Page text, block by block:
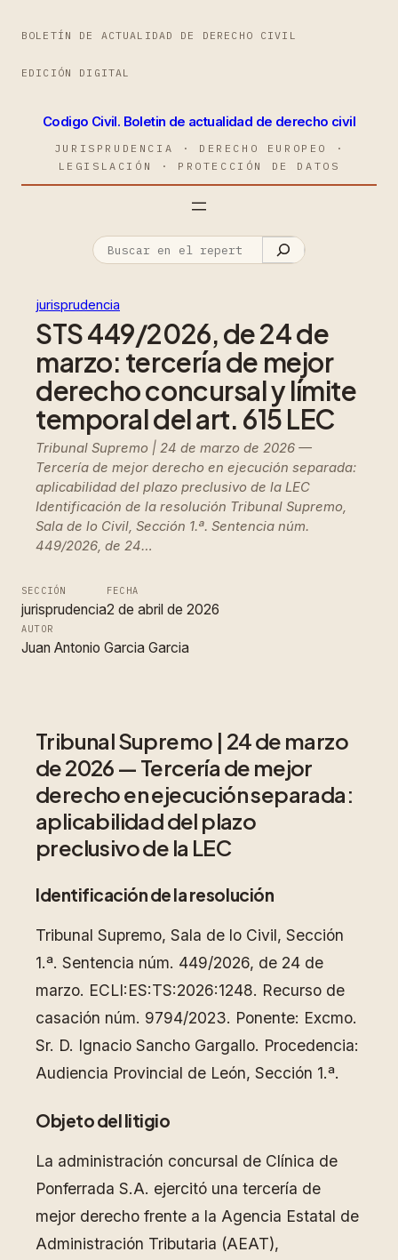
BOLETÍN DE ACTUALIDAD DE DERECHO CIVIL
EDICIÓN DIGITAL
Codigo Civil. Boletin de actualidad de derecho civil
JURISPRUDENCIA · DERECHO EUROPEO ·
LEGISLACIÓN · PROTECCIÓN DE DATOS
jurisprudencia
STS 449/2026, de 24 de
marzo: tercería de mejor
derecho concursal y límite
temporal del art. 615 LEC
Tribunal Supremo | 24 de marzo de 2026 —
Tercería de mejor derecho en ejecución separada:
aplicabilidad del plazo preclusivo de la LEC
Identificación de la resolución Tribunal Supremo,
Sala de lo Civil, Sección 1.ª. Sentencia núm.
449/2026, de 24…
SECCIÓN
jurisprudencia
FECHA
2 de abril de 2026
AUTOR
Juan Antonio Garcia Garcia
Tribunal Supremo | 24 de marzo
de 2026 — Tercería de mejor
derecho en ejecución separada:
aplicabilidad del plazo
preclusivo de la LEC
Identificación de la resolución
Tribunal Supremo, Sala de lo Civil, Sección
1.ª. Sentencia núm. 449/2026, de 24 de
marzo. ECLI:ES:TS:2026:1248. Recurso de
casación núm. 9794/2023. Ponente: Excmo.
Sr. D. Ignacio Sancho Gargallo. Procedencia:
Audiencia Provincial de León, Sección 1.ª.
Objeto del litigio
La administración concursal de Clínica de
Ponferrada S.A. ejercitó una tercería de
mejor derecho frente a la Agencia Estatal de
Administración Tributaria (AEAT),